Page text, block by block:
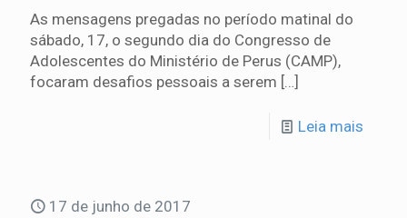
As mensagens pregadas no período matinal do
sábado, 17, o segundo dia do Congresso de
Adolescentes do Ministério de Perus (CAMP),
focaram desafios pessoais a serem […]
Leia mais
17 de junho de 2017